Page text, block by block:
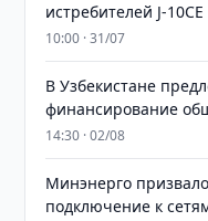
истребителей J-10CE
10:00 · 31/07
В Узбекистане
финансирование
14:30 · 02/08
Минэнерго
подключение к